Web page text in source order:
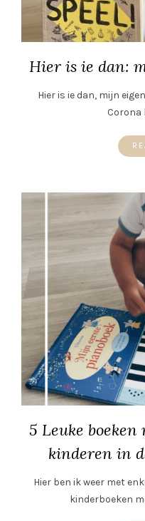
Hier is ie dan:
Hier is ie dan, mijn
Corona
5 Leuke
kinderen in
Hier ben ik weer met
kinderboeken